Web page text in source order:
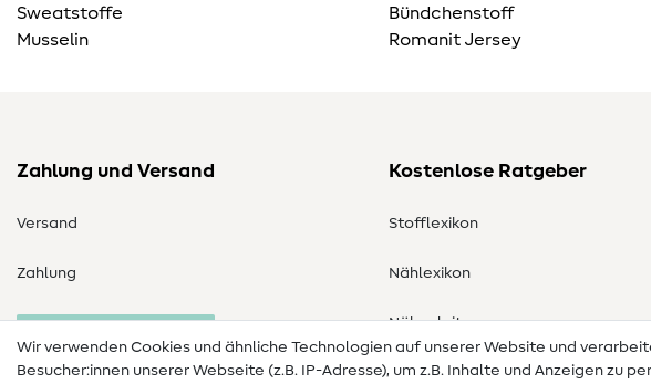
Sweatstoffe
Musselin
Bündchenstoff
Romanit Jersey
Zahlung und Versand
Versand
Zahlung
Kostenlose Ratgeber
Stofflexikon
Nählexikon
Nähanleitungen
Wir verwenden Cookies und ähnliche Technologien auf unserer Website und
Besucher:innen unserer Webseite (z.B. IP-Adresse), um z.B. Inhalte und Anzeigen zu